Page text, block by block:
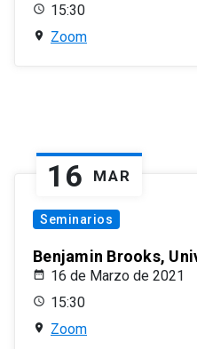
15:30
Zoom
16 MAR
Seminarios
Benjamin Brooks,
16 de Marzo de 2021
15:30
Zoom